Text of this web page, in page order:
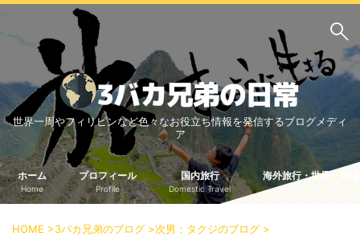
サイト内検索
3バカ兄弟のブログ
三男：増田っちのブロ
グ
次男：タクジのブログ
長男：Yoshiのブログ
ビジネス・ライフハック
世界一周やフィリピンなど色々なお役立ち情報を発信するブログメディ
ア
ホーム
Home
プロフィール
Profile
国内旅行
Domestic Travel
海外旅行・世界一周
HOME >3バカ兄弟のブログ >次男：タクジのブログ >